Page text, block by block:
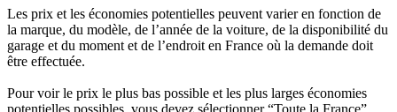
Les prix et les économies potentielles peuvent varier en fonction de
la marque, du modèle, de l’année de la voiture, de la disponibilité du
garage et du moment et de l’endroit en France où la demande doit
être effectuée.
Pour voir le prix le plus bas possible et les plus larges économies
potentielles possibles, vous devez sélectionner “Toute la France”